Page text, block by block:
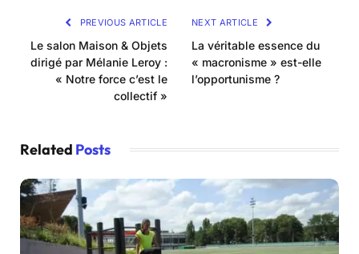
PREVIOUS ARTICLE
Le salon Maison & Objets
dirigé par Mélanie Leroy :
« Notre force c’est le
collectif »
NEXT ARTICLE
La véritable essence du
« macronisme » est-elle
l’opportunisme ?
Related Posts